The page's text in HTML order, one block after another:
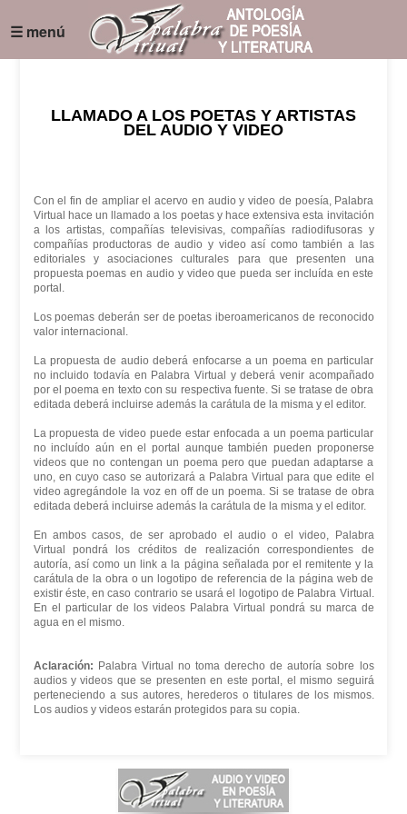
☰ menú
LLAMADO A LOS POETAS Y ARTISTAS
DEL AUDIO Y VIDEO
Con el fin de ampliar el acervo en audio y video de poesía, Palabra
Virtual hace un llamado a los poetas y hace extensiva esta invitación
a los artistas, compañías televisivas, compañías radiodifusoras y
compañías productoras de audio y video así como también a las
editoriales y asociaciones culturales para que presenten una
propuesta poemas en audio y video que pueda ser incluída en este
portal.
Los poemas deberán ser de poetas iberoamericanos de reconocido
valor internacional.
La propuesta de audio deberá enfocarse a un poema en particular
no incluido todavía en Palabra Virtual y deberá venir acompañado
por el poema en texto con su respectiva fuente. Si se tratase de obra
editada deberá incluirse además la carátula de la misma y el editor.
La propuesta de video puede estar enfocada a un poema particular
no incluído aún en el portal aunque también pueden proponerse
videos que no contengan un poema pero que puedan adaptarse a
uno, en cuyo caso se autorizará a Palabra Virtual para que edite el
video agregándole la voz en off de un poema. Si se tratase de obra
editada deberá incluirse además la carátula de la misma y el editor.
En ambos casos, de ser aprobado el audio o el video, Palabra
Virtual pondrá los créditos de realización correspondientes de
autoría, así como un link a la página señalada por el remitente y la
carátula de la obra o un logotipo de referencia de la página web de
existir éste, en caso contrario se usará el logotipo de Palabra Virtual.
En el particular de los videos Palabra Virtual pondrá su marca de
agua en el mismo.
Aclaración: Palabra Virtual no toma derecho de autoría sobre los
audios y videos que se presenten en este portal, el mismo seguirá
perteneciendo a sus autores, herederos o titulares de los mismos.
Los audios y videos estarán protegidos para su copia.